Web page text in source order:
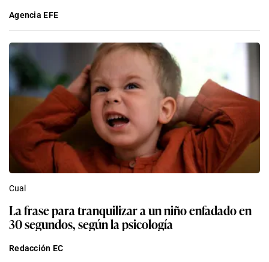
Agencia EFE
Cual
La frase para tranquilizar a un niño enfadado en
30 segundos, según la psicología
Redacción EC